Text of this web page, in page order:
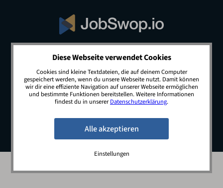
© 2026 JobSwop.io · All rights reserved.
Blog Jobs Newsletter
Kontakt
Preise
Impressum Datenschutz
Diese Webseite verwendet Cookies
Cookies sind kleine Textdateien, die auf deinem Computer
gespeichert werden, wenn du unsere Webseite nutzt. Damit können
wir dir eine effiziente Navigation auf unserer Webseite ermöglichen
und bestimmte Funktionen bereitstellen. Weitere Informationen
findest du in unsererDatenschutzerklärung.
Einstellungen